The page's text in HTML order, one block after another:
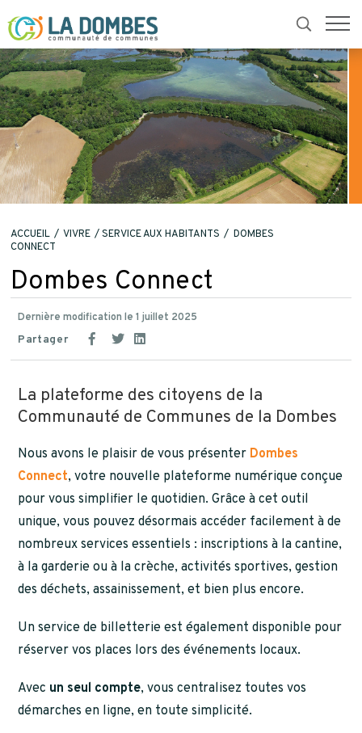
ACCUEIL VIVRE SERVICE AUX HABITANTS
DOMBES
CONNECT
Dombes Connect
Dernière modification le 1 juillet 2025
Partager
La plateforme des citoyens de la
Communauté de Communes de la Dombes
Nous avons le plaisir de vous présenter Dombes
Connect, votre nouvelle plateforme numérique conçue
pour vous simplifier le quotidien. Grâce à cet outil
unique, vous pouvez désormais accéder facilement à de
nombreux services essentiels : inscriptions à la cantine,
à la garderie ou à la crèche, activités sportives, gestion
des déchets, assainissement, et bien plus encore.
Un service de billetterie est également disponible pour
réserver vos places lors des événements locaux.
Avec un seul compte, vous centralisez toutes vos
démarches en ligne, en toute simplicité.